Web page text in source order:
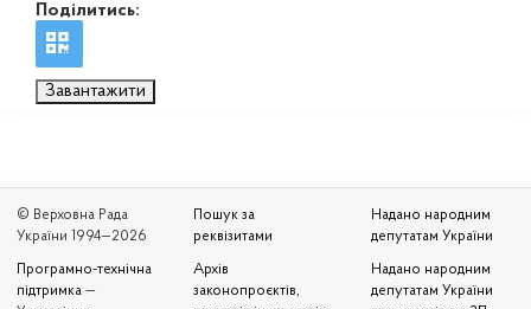
Поділитись:
Завантажити
© Верховна Рада
України 1994—2026
Програмно-технічна
підтримка —
Пошук за
реквізитами
Архів
законопроєктів,
Надано народним
депутатам України
Надано народним
депутатам України